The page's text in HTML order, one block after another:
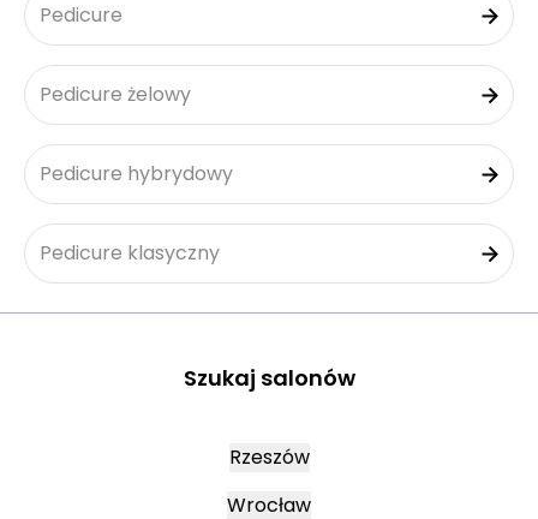
Pedicure
Pedicure żelowy
Pedicure hybrydowy
Pedicure klasyczny
Szukaj salonów
Rzeszów
Wrocław